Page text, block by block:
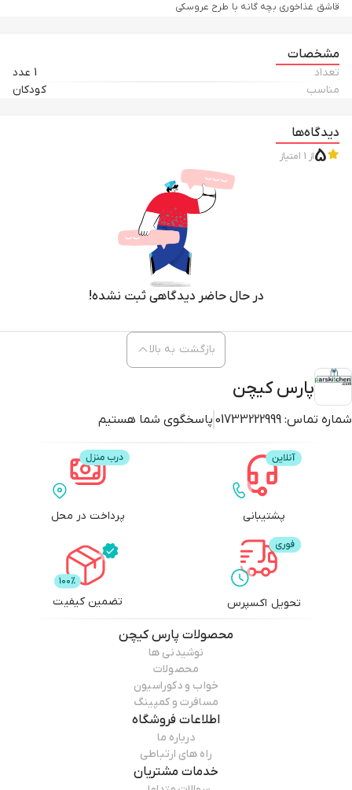
قاشق غذاخوری بچه گانه با طرح عروسکی
مشخصات
تعداد
1 عدد
مناسب
کودکان
دیدگاه‌ها
5از 1 امتیاز
در حال حاضر دیدگاهی ثبت نشده!
پارس کیچن
شماره تماس: 01733222999 پاسخگوی شما هستیم
بازگشت به بالا
پشتیبانی پرداخت در محل
تحویل اکسپرس تضمین کیفیت
محصولات پارس کیچن
نوشیدنی ها
محصولات
خواب و دکوراسیون
مسافرت و کمپینگ
اطلاعات فروشگاه
درباره ما
راه های ارتباطی
خدمات مشتریان